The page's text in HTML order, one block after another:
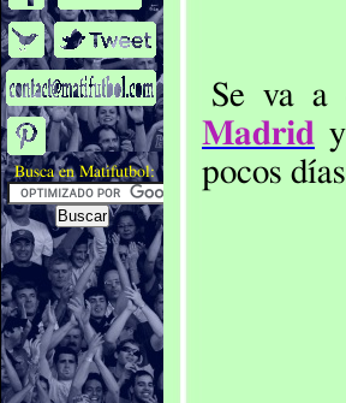
Busca en Matifutbol:
Se va a
Madrid
pocos